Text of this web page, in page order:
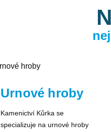
Urnové hroby
Kamenictví Kůrka se
specializuje na urnové hroby